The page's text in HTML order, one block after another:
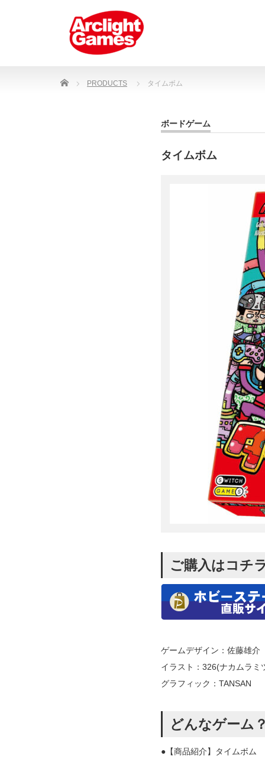
Home PRODUCTS タイムボム
ボードゲーム
タイムボム
ご購入はコチ
ゲームデザイン：佐藤雄介
イラスト：326(ナカムラミ
グラフィック：TANSAN
どんなゲーム？
●【商品紹介】タイムボム